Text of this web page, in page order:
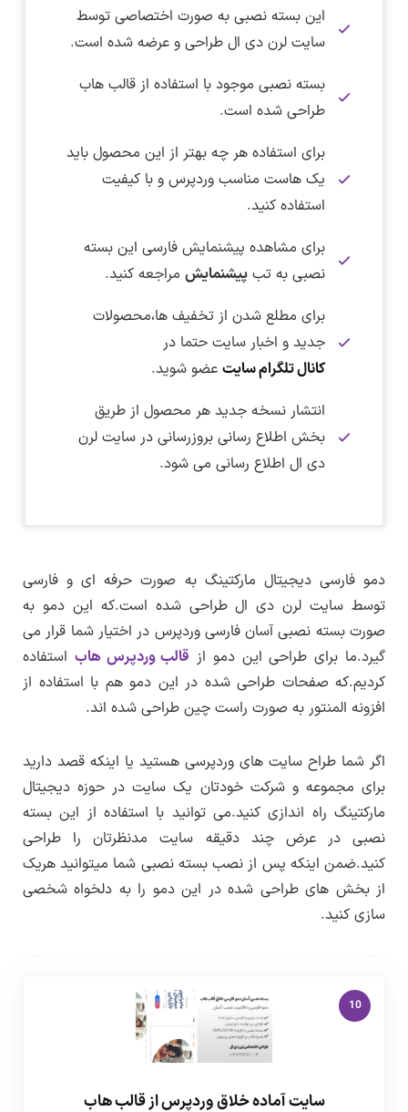
این بسته نصبی به صورت اختصاصی توسط
سایت لرن دی ال طراحی و عرضه شده است.
بسته نصبی موجود با استفاده از قالب هاب
طراحی شده است.
برای استفاده هر چه بهتر از این محصول باید
یک هاست مناسب وردپرس و با کیفیت
استفاده کنید.
برای مشاهده پیشنمایش فارسی این بسته
نصبی به تب پیشنمایش مراجعه کنید.
برای مطلع شدن از تخفیف ها،محصولات
جدید و اخبار سایت حتما در
کانال تلگرام سایت عضو شوید.
انتشار نسخه جدید هر محصول از طریق
بخش اطلاع رسانی بروزرسانی در سایت لرن
دی ال اطلاع رسانی می شود.
نسخه دمو :
1.0.0
ترجمه فارسی :دارد
حجم فایل بسته نصبی :۱۷۲ مگابایت
نسخه ۷.۳ به بالا
Max Upload Size : حداقل ۲۵۶ به بالاتر
Memory limit : حداقل ۲۵۶ به بالاتر
Max Execution Time : حداقل ۱۲۰ به بالاتر
نسخه وردپرس مورد نیاز :
۵ به بالا ( ترجیحا
آخرین نسخه منتشر شده )
طراحی و توسعه :تیم لرن دی ال
پیشنمایش صفحه اصلی
پیشنمایش صفحه درباره ما
پیشنمایش صفحه خدمات ما
پینمایش صفحه نمونه کارها
پیشنمایش صفحه تماس با ما
پیشنمایش پاپ آپ تماس
پیشنمایش صفحه وبلاگ
پیشنمایش منوها
دریافت فایل بسته نصبی دمو دیجیتال مارکتینگ هاب–
لینک کمکی
اطلاع از بروزرسانی ها
تغییرات نسخه ۱.۰.۰
نسخه جدید از این بسته نصبی انتشار شده است.
پس از پرداخت حق اشتراک به همه قالب،افزونه ها
و دموهای موجود در سایت لرن دی ال دسترسی
خواهید داشت.
پس از خرید حق اشتراک به همین بخش مراجعه
کنید.به این صورت می توانید هریک از قالب،افزونه
ها و دموها را دریافت کنید.
دمو فارسی دیجیتال مارکتینگ به صورت حرفه ای و فارسی
توسط سایت لرن دی ال طراحی شده است.که این دمو به
صورت بسته نصبی آسان فارسی وردپرس در اختیار شما قرار می
گیرد.ما برای طراحی این دمو از قالب وردپرس هاب استفاده
کردیم.که صفحات طراحی شده در این دمو هم با استفاده از
افزونه المنتور به صورت راست چین طراحی شده اند.
اگر شما طراح سایت های وردپرسی هستید یا اینکه قصد دارید
برای مجموعه و شرکت خودتان یک سایت در حوزه دیجیتال
مارکتینگ راه اندازی کنید.می توانید با استفاده از این بسته
نصبی در عرض چند دقیقه سایت مدنظرتان را طراحی
کنید.ضمن اینکه پس از نصب بسته نصبی شما میتوانید هریک
از بخش های طراحی شده در این دمو را به دلخواه شخصی
سازی کنید.
10
سایت آماده خلاق وردپرس از قالب هاب